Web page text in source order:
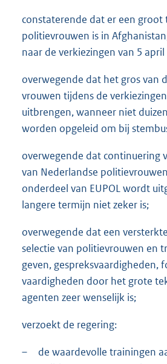
constaterende dat er een groot
politievrouwen is in
naar de verkiezingen van 5
overwegende dat het gros van
vrouwen tijdens de
uitbrengen, wanneer niet
worden opgeleid om bij
overwegende dat continuering
van Nederlandse
onderdeel van EUPOL wordt
langere termijn niet zeker is;
overwegende dat een
selectie van politievrouwen en
geven, gespreksvaardigheden,
vaardigheden door het grote
agenten zeer wenselijk is;
verzoekt de regering:
–
de waardevolle trainingen